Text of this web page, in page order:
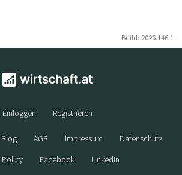
Build: 2026.146.1
Einloggen Registrieren
Blog AGB Impressum
Datenschutz
Policy
Facebook LinkedIn